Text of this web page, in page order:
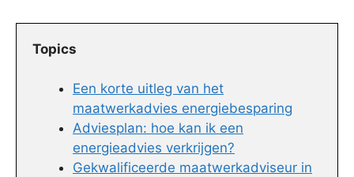
Topics
Een korte uitleg van het
maatwerkadvies energiebesparing
Adviesplan: hoe kan ik een
energieadvies verkrijgen?
Gekwalificeerde maatwerkadviseur in